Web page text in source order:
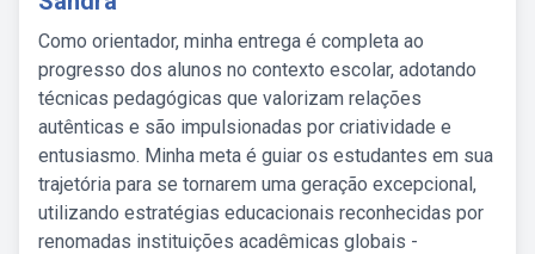
Como orientador, minha entrega é completa ao
progresso dos alunos no contexto escolar, adotando
técnicas pedagógicas que valorizam relações
autênticas e são impulsionadas por criatividade e
entusiasmo. Minha meta é guiar os estudantes em sua
trajetória para se tornarem uma geração excepcional,
utilizando estratégias educacionais reconhecidas por
renomadas instituições acadêmicas globais -